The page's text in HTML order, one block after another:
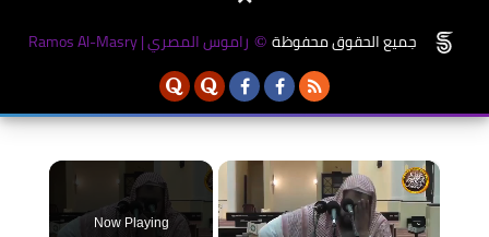
جميع الحقوق محفوظة © راموس المصري | Ramos Al-Masry
×
Now Playing